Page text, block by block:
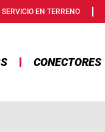
SERVICIO EN TERRENO
CONECTORES